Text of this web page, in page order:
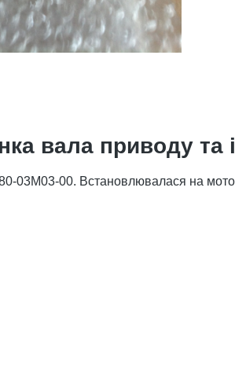
вала приводу та
03M03-00. Встановлювалася на